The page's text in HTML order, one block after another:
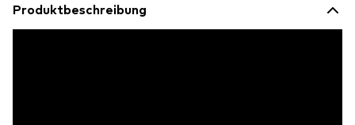
Produktbeschreibung